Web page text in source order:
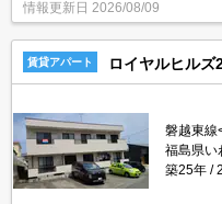
情報更新日 2026/08/09
賃貸アパート ロイヤルヒルズ
磐越東線
福島県い
築25年